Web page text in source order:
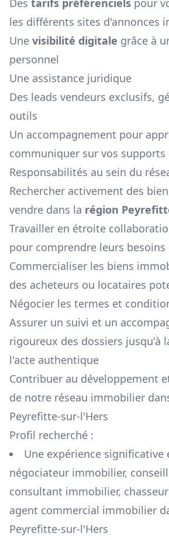
Des tarifs préférenciels pour
les différents sites d'annonces
Une visibilité digitale grâce à
personnel
Une assistance juridique
Des leads vendeurs exclusifs,
outils
Un accompagnement pour
communiquer sur vos
Responsabilités au sein du
Rechercher activement des
vendre dans la région
Travailler en étroite
pour comprendre leurs
Commercialiser les biens
des acheteurs ou locataires
Négocier les termes et
Assurer un suivi et un
rigoureux des dossiers jusqu'à
l'acte authentique
Contribuer au développement
de notre réseau immobilier
Peyrefitte-sur-l'Hers
Profil recherché :
Une expérience significative
négociateur immobilier,
consultant immobilier,
agent commercial immobilier
Peyrefitte-sur-l'Hers